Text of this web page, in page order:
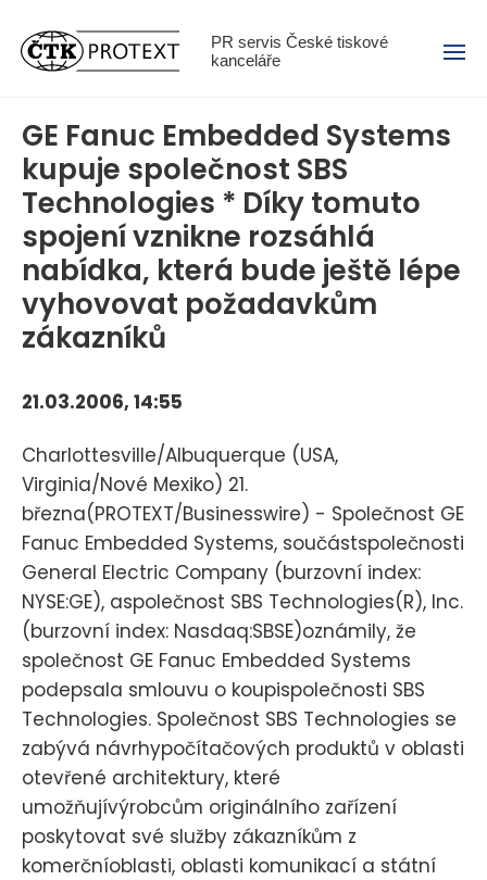
PR servis České tiskové
kanceláře
Menu
GE Fanuc Embedded Systems
kupuje společnost SBS
Technologies * Díky tomuto
spojení vznikne rozsáhlá
nabídka, která bude ještě lépe
vyhovovat požadavkům
zákazníků
21.03.2006, 14:55
Charlottesville/Albuquerque (USA,
Virginia/Nové Mexiko) 21.
března(PROTEXT/Businesswire) - Společnost GE
Fanuc Embedded Systems, součástspolečnosti
General Electric Company (burzovní index:
NYSE:GE), aspolečnost SBS Technologies(R), Inc.
(burzovní index: Nasdaq:SBSE)oznámily, že
společnost GE Fanuc Embedded Systems
podepsala smlouvu o koupispolečnosti SBS
Technologies. Společnost SBS Technologies se
zabývá návrhypočítačových produktů v oblasti
otevřené architektury, které
umožňujívýrobcům originálního zařízení
poskytovat své služby zákazníkům z
komerčníoblasti, oblasti komunikací a státní